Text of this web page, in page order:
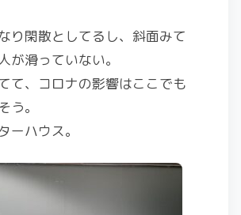
り閑散としてるし、斜面みて
が滑っていない。
て、コロナの影響はここでも
う。
ーハウス。